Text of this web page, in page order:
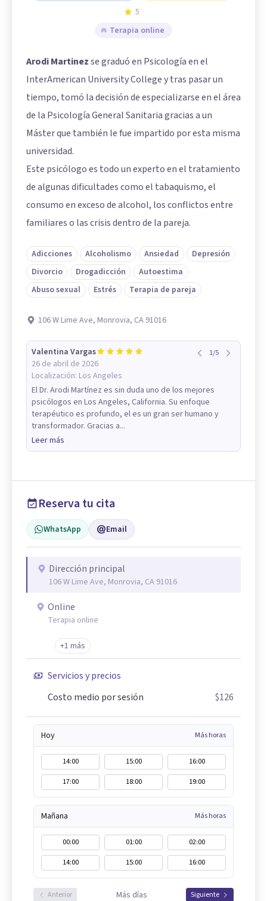
5
Terapia online
Arodi Martinezse graduó en Psicología en el
InterAmerican University College y tras pasar un
tiempo, tomó la decisión de especializarse en el área
de la Psicología General Sanitaria gracias a un
Máster que también le fue impartido por esta misma
universidad.
Este psicólogo es todo un experto en el tratamiento
de algunas dificultades como el tabaquismo, el
consumo en exceso de alcohol, los conflictos entre
familiares o las crisis dentro de la pareja.
Adicciones Alcoholismo Ansiedad
Depresión
Divorcio
Drogadicción
Autoestima
Abuso sexual
Estrés Terapia de pareja
106 W Lime Ave, Monrovia, CA 91016
Valentina Vargas
26 de abril de 2026
Localización: Los Angeles
1/5
El Dr. Arodi Martínez es sin duda uno de los mejores
psicólogos en Los Angeles, California. Su enfoque
terapéutico es profundo, el es un gran ser humano y
transformador. Gracias a...
Leer más
Reserva tu cita
WhatsApp Email
Dirección principal
106 W Lime Ave, Monrovia, CA 91016
Online
Terapia online
+1 más
Servicios y precios
Costo medio por sesión
$126
Hoy Más horas
14:00 15:00
16:00
17:00
18:00 19:00
Mañana Más horas
00:00 01:00
02:00
14:00
15:00 16:00
Anterior Más días Siguiente